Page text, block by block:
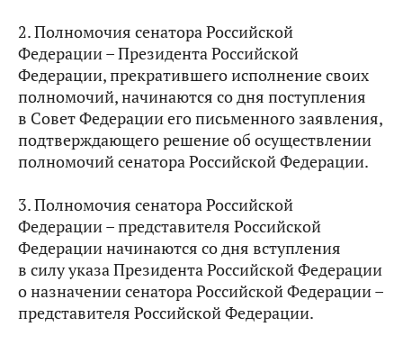
2. Полномочия сенатора Российской
Федерации – Президента Российской
Федерации, прекратившего исполнение своих
полномочий, начинаются со дня поступления
в Совет Федерации его письменного заявления,
подтверждающего решение об осуществлении
полномочий сенатора Российской Федерации.
3. Полномочия сенатора Российской
Федерации – представителя Российской
Федерации начинаются со дня вступления
в силу указа Президента Российской Федерации
о назначении сенатора Российской Федерации –
представителя Российской Федерации.